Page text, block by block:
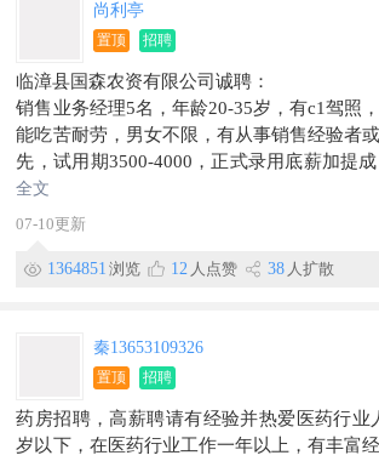
尚利亭
置顶 招聘
临漳县国森农资有限公司诚聘：
销售业务经理5名，年龄20-35岁，有c1驾照
能吃苦耐劳，男女不限，有从事销售经验者
先，试用期3500-4000，正式录用底薪加提
不封顶！每月有公休！
非长期勿扰！
18303226991（微信同号）
全文
07-10更新
1364851 浏览 12 人点赞 38 人扩散
秦13653109326
置顶 招聘
药房招聘，高薪聘请有经验并热爱医药行业
岁以下，在医药行业工作一年以上，有丰富